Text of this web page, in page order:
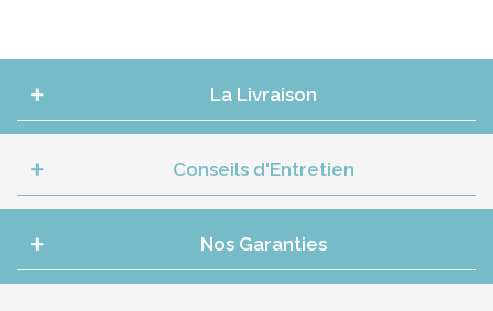
La Livraison
Conseils d'Entretien
Nos Garanties